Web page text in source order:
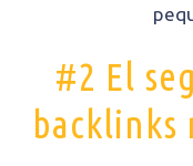
#2 El
backlinks